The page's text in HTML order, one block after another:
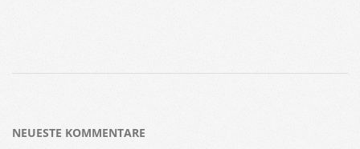
NEUESTE KOMMENTARE